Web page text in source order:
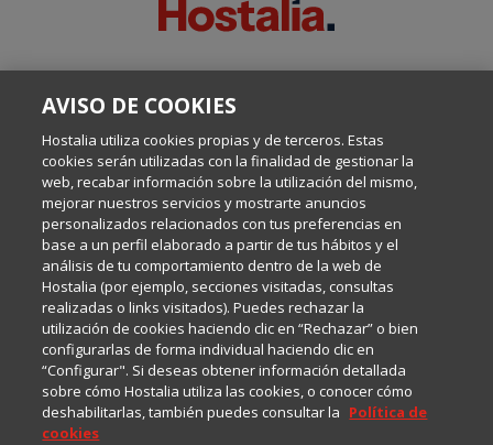
Escrito por el equipo de Comunicación de Hostalia, dirigido por
Internet y Tecnología.
Política de privacidad
Política de cookies
Aviso legal
AVISO DE COOKIES
Hostalia utiliza cookies propias y de terceros. Estas
cookies serán utilizadas con la finalidad de gestionar la
web, recabar información sobre la utilización del mismo,
mejorar nuestros servicios y mostrarte anuncios
personalizados relacionados con tus preferencias en
base a un perfil elaborado a partir de tus hábitos y el
análisis de tu comportamiento dentro de la web de
Hostalia (por ejemplo, secciones visitadas, consultas
realizadas o links visitados). Puedes rechazar la
utilización de cookies haciendo clic en “Rechazar” o bien
configurarlas de forma individual haciendo clic en
“Configurar". Si deseas obtener información detallada
sobre cómo Hostalia utiliza las cookies, o conocer cómo
deshabilitarlas, también puedes consultar la Política de
cookies